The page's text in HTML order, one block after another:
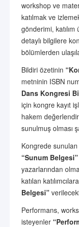
workshop ve
katılmak ve
gönderimi,
detaylı bilgilere
bölümlerden
Bildiri özetinin
metninin ISBN
Dans Kongresi
için kongre kayıt
hakem
sunulmuş olması
Kongrede
“Sunum Belgesi”
yazarlarından
katılan
Belgesi”
Performans,
isteyenler